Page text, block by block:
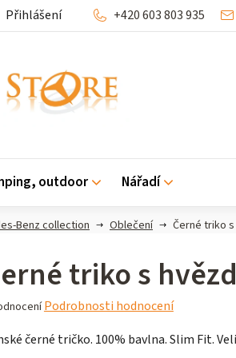
Přihlášení +420 603 803 935
outdoor Nářadí
Benz collection Oblečení Černé triko
triko s
Podrobnosti hodnocení
černé tričko. 100% bavlna. Slim Fit.